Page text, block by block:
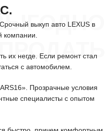
выкуп авто LEXUS в
их негде. Если ремонт стал
с автомобилем.
Прозрачные условия
специалисты с опытом